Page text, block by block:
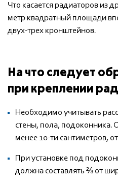
Что касается радиаторов из
метр квадратный площади
двух-трех кронштейнов.
На что следует
при креплении
Необходимо учитывать
стены, пола, подоконника.
менее 10-ти сантиметров,
При установке под
должна составлять ⅔ от